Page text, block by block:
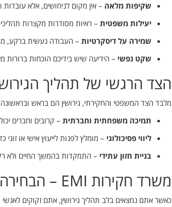
שקיפות מלאה – אין מקום לניחושים, אלא עובדות
יעילות משפטית– ראיות מסודרות מקצרות
שמירה על דיסקרטיות– העבודה נעשית ברקע,
שקט נפשי – הידיעה שיש בידיכם הוכחות ברורות
הצד הרגשי של תהליך
מלבד הצד המשפטי והחקירתי, גירושין הם בראש
תמיכה משפחתית וחברתית– קרובים וחברים
ליווי פסיכולוגי – מומלץ לפנות לייעוץ אישי או זוגי
בניית חזון עתידי – התמקדות בהמשך החיים ולא
משרד חקירות EMI – הבחירה הנכונה בתיקי גירושין
כאשר אתם נמצאים בלב תהליך גירושין, אתם זקוקים